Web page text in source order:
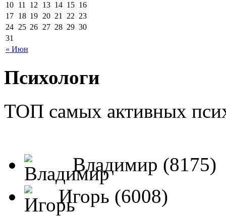
« Июн
10 11 12 13 14 15 16
17 18 19 20 21 22 23
24 25 26 27 28 29 30
31
Психологи
ТОП самых активных
Владимир (8175)
Игорь (6008)